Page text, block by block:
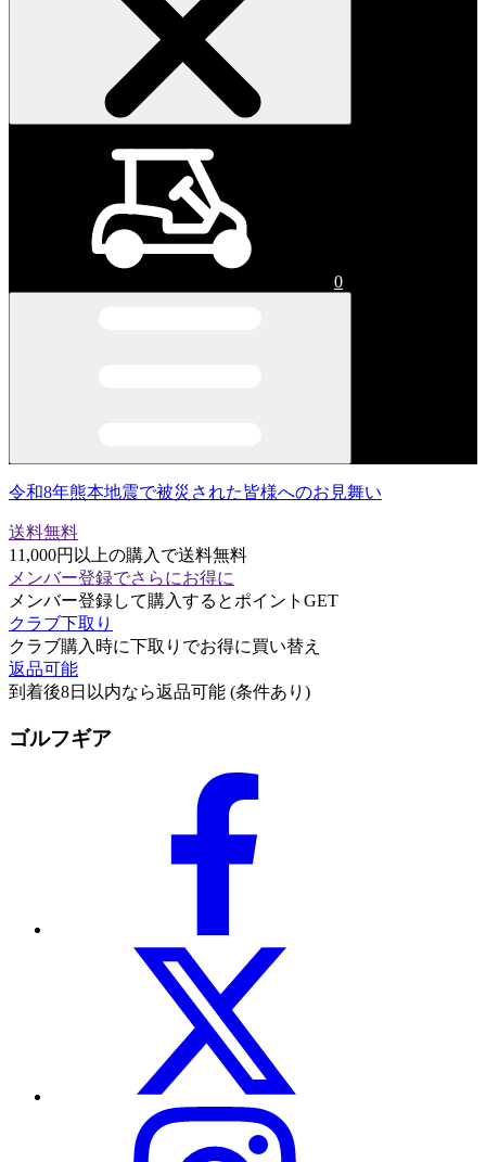
0
令和8年熊本地震で被災された皆様へのお見舞い
送料無料
11,000円以上の購入で送料無料
メンバー登録でさらにお得に
メンバー登録して購入するとポイントGET
クラブ下取り
クラブ購入時に下取りでお得に買い替え
返品可能
到着後8日以内なら返品可能 (条件あり)
ゴルフギア